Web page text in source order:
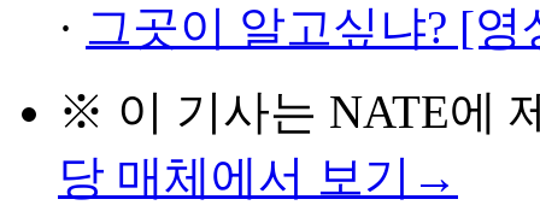
· 그곳이 알고싶냐? [
※ 이 기사는 NATE에
당 매체에서 보기→